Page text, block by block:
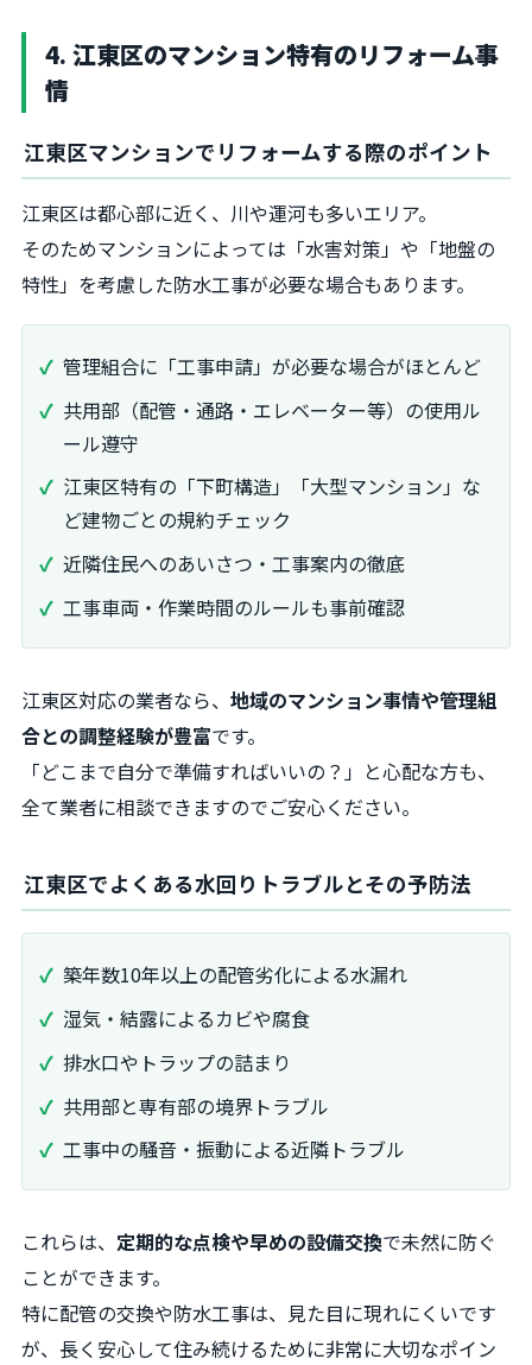
4. 江東区のマンション特有のリフォーム事
情
江東区マンションでリフォームする際のポイント
江東区は都心部に近く、川や運河も多いエリア。
そのためマンションによっては「水害対策」や「地盤の
特性」を考慮した防水工事が必要な場合もあります。
管理組合に「工事申請」が必要な場合がほとんど
共用部（配管・通路・エレベーター等）の使用ル
ール遵守
江東区特有の「下町構造」「大型マンション」な
ど建物ごとの規約チェック
近隣住民へのあいさつ・工事案内の徹底
工事車両・作業時間のルールも事前確認
江東区対応の業者なら、 地域のマンション事情や管理組
合との調整経験が豊富です。
「どこまで自分で準備すればいいの？」と心配な方も、
全て業者に相談できますのでご安心ください。
江東区でよくある水回りトラブルとその予防法
築年数10年以上の配管劣化による水漏れ
湿気・結露によるカビや腐食
排水口やトラップの詰まり
共用部と専有部の境界トラブル
工事中の騒音・振動による近隣トラブル
これらは、 定期的な点検や早めの設備交換で未然に防ぐ
ことができます。
特に配管の交換や防水工事は、見た目に現れにくいです
が、長く安心して住み続けるために非常に大切なポイン